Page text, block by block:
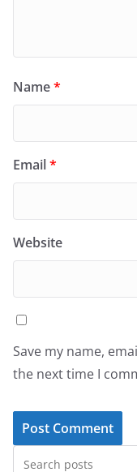
Name*
Email*
Website
Save my name,
the next time I